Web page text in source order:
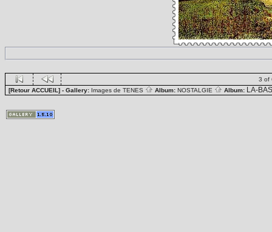
3 of
[Retour ACCUEIL] - Gallery: Images de TENES Album: NOSTALGIE Album: LA-BAS